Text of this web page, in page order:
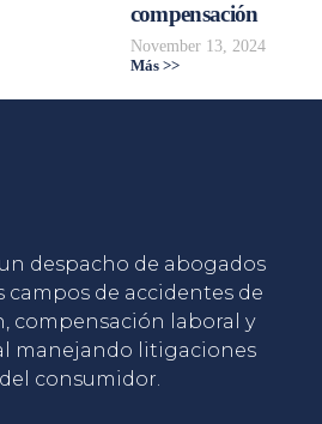
compensación
November 13, 2024
Más >>
despacho de abogados
de accidentes de
compensación laboral y
manejando litigaciones
consumidor.